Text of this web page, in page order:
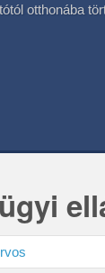
otthonába